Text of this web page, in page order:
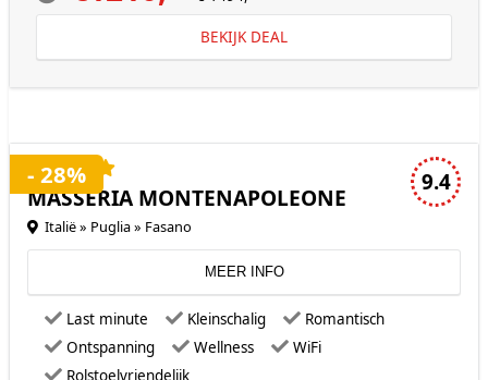
BEKIJK DEAL
9.4
MASSERIA MONTENAPOLEONE
Italië » Puglia » Fasano
MEER INFO
Last minute Kleinschalig
Romantisch
Ontspanning
Wellness
WiFi
Rolstoelvriendelijk
- 28%